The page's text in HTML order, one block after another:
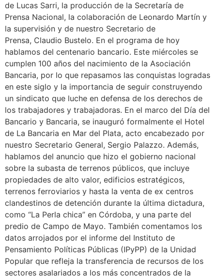
de Lucas Sarri, la producción de la Secretaría de
Prensa Nacional, la colaboración de Leonardo Martín y
la supervisión y de nuestro Secretario de
Prensa, Claudio Bustelo. En el programa de hoy
hablamos del centenario bancario. Este miércoles se
cumplen 100 años del nacimiento de la Asociación
Bancaria, por lo que repasamos las conquistas logradas
en este siglo y la importancia de seguir construyendo
un sindicato que luche en defensa de los derechos de
los trabajadores y trabajadoras. En el marco del Día del
Bancario y Bancaria, se inauguró formalmente el Hotel
de La Bancaria en Mar del Plata, acto encabezado por
nuestro Secretario General, Sergio Palazzo. Además,
hablamos del anuncio que hizo el gobierno nacional
sobre la subasta de terrenos públicos, que incluye
propiedades de alto valor, edificios estratégicos,
terrenos ferroviarios y hasta la venta de ex centros
clandestinos de detención durante la última dictadura,
como “La Perla chica” en Córdoba, y una parte del
predio de Campo de Mayo. También comentamos los
datos arrojados por el informe del Instituto de
Pensamiento Políticas Públicas (IPyPP) de la Unidad
Popular que refleja la transferencia de recursos de los
sectores asalariados a los más concentrados de la